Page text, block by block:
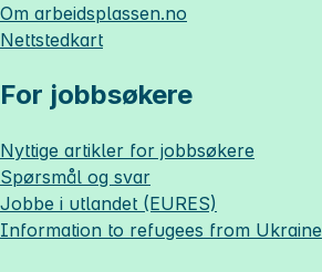
Om arbeidsplassen.no
Nettstedkart
For jobbsøkere
Nyttige artikler for jobbsøkere
Spørsmål og svar
Jobbe i utlandet (EURES)
Information to refugees from Ukraine